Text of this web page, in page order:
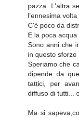
pazza. L'altra
l'ennesima volta
C'è poco da
E la poca acqua
Sono anni che
in questo sforzo .
Speriamo che
dipende da
tattici, per
diffuso di tutti...
Ma si